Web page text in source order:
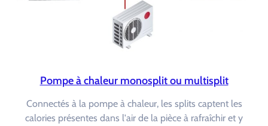
Pompe à chaleur monosplit ou multisplit
Connectés à la pompe à chaleur, les splits captent les
calories présentes dans l'air de la pièce à rafraîchir et y